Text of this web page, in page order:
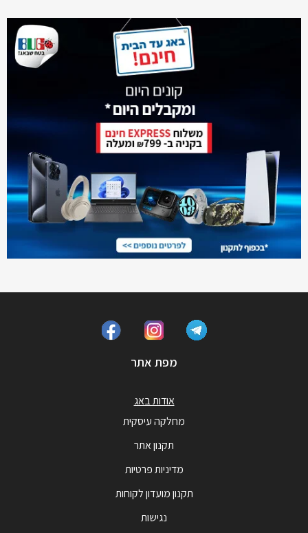
מפת אתר
אודות באג
מחלקה עיסקית
תקנון אתר
מדיניות פרטיות
תקנון מועדון לקוחות
נגישות